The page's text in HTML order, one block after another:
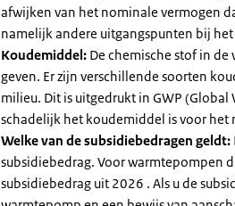
afwijken van het nominale vermogen
namelijk andere uitgangspunten bij
Koudemiddel: De chemische stof in
geven. Er zijn verschillende soorten
milieu. Dit is uitgedrukt in GWP
schadelijk het koudemiddel is voor het
Welke van de subsidiebedragen geldt:
subsidiebedrag. Voor warmtepompen
subsidiebedrag uit 2026 . Als u de